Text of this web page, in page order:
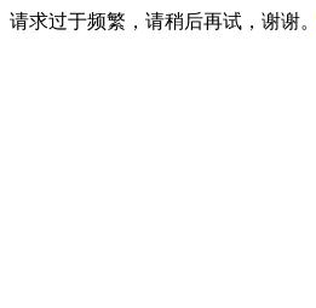
请求过于频繁，请稍后再试，谢谢。